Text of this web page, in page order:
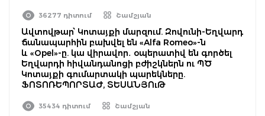
36277 դիտում Շամշյան
Ավտովթար՝ Կոտայքի մարզում. Զովունի-Եղվարդ
ճանապարհին բախվել են «Alfa Romeo»-ն
և «Opel»-ը. կա վիրավոր․ օպերատիվ են գործել
Եղվարդի հիվանդանոցի բժիշկներն ու ՊԾ
Կոտայքի գումարտակի պարեկները.
ՖՈՏՈՌԵՊՈՐՏԱԺ, ՏԵՍԱՆՅՈւԹ
35434 դիտում Շամշյան